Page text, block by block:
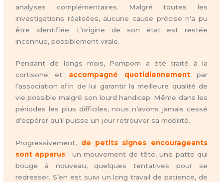
analyses complémentaires. Malgré toutes les
investigations réalisées, aucune cause précise n’a pu
être identifiée. L’origine de son état est restée
inconnue, possiblement virale.
Pendant de longs mois, Pompom a été traité à la
cortisone et accompagné quotidiennementpar
l’association afin de lui garantir la meilleure qualité de
vie possible malgré son lourd handicap. Même dans les
périodes les plus difficiles, nous n’avons jamais cessé
d’espérer qu’il puisse un jour retrouver sa mobilité.
Progressivement, de petits signes encourageants
sont apparus : un mouvement de tête, une patte qui
bouge à nouveau, quelques tentatives pour se
redresser. S’en est suivi un long travail de patience, de